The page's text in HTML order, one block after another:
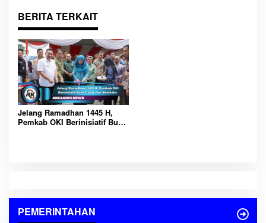
BERITA TERKAIT
Jelang Ramadhan 1445 H,
Pemkab OKI Berinisiatif Buka
PEMERINTAHAN